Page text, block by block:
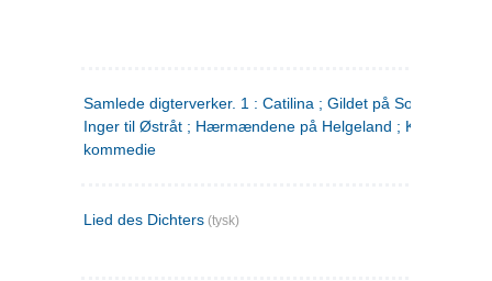
Samlede digterverker. 1 : Catilina ; Gildet på Solhaug ; Fru
Inger til Østråt ; Hærmændene på Helgeland ;
kommedie
Lied des Dichters (tysk)